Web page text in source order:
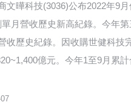
文曄科技(3036)公布2022年9
單月營收歷史新高紀錄。今年
收歷史紀錄。因收購世健科技
億元。今年1至9月累